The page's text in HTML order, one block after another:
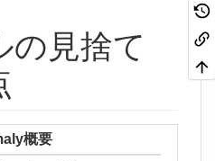
の見捨て
概要